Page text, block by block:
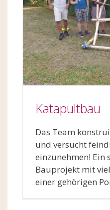
Katapultbau
Das Team
und versucht
einzunehmen! Ein
Bauprojekt mit
einer gehörigen